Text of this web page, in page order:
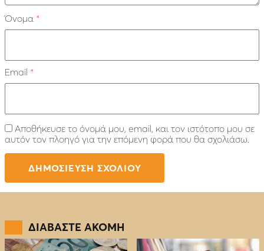
Όνομα *
Email *
Αποθήκευσε το όνομά μου, email, και τον ιστότοπο μου σε
αυτόν τον πλοηγό για την επόμενη φορά που θα σχολιάσω.
ΔΙΑΒΑΣΤΕ ΑΚΟΜΗ